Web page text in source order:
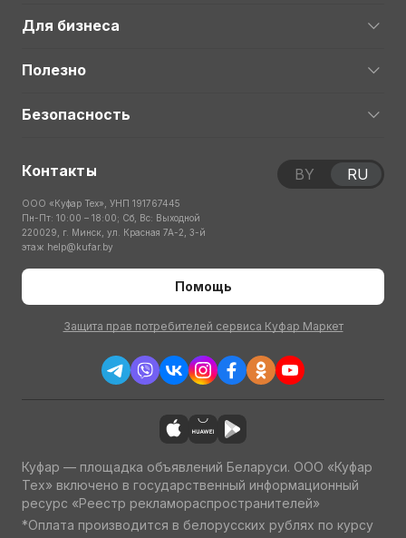
Для бизнеса
Полезно
Безопасность
Контакты
ООО «Куфар Тех», УНП 191767445
Пн-Пт: 10:00 – 18:00; Сб, Вс: Выходной
220029, г. Минск, ул. Красная 7А-2, 3-й
этаж help@kufar.by
Помощь
Защита прав потребителей сервиса Куфар Маркет
BY RU
Куфар — площадка объявлений Беларуси. ООО «Куфар
Тех» включено в государственный информационный
ресурс «Реестр рекламораспространителей»
*Оплата производится в белорусских рублях по курсу